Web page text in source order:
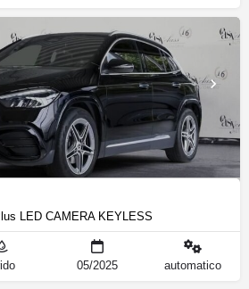
LED CAMERA KEYLESS
05/2025 automatico